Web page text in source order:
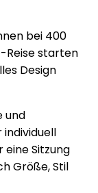
bei 400
Reise starten
Design
und
eine Sitzung
Größe, Stil